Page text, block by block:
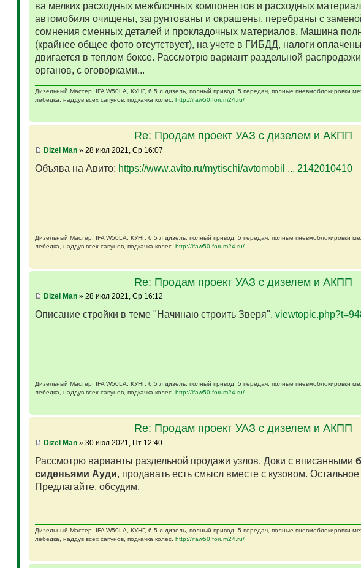
ва мелких расходных межблочных компонентов и расходных
автомобиля очищены, загрунтованы и окрашены, перебраны с
сомнения сменных деталей и прокладочных материалов. Машина
(крайнее общее фото отсутствует), на учете в ГИБДД, налоги
двигается в теплом боксе. Рассмотрю вариант раздельной
органов, с оговорками...
Дизельный Мастер. IFA W50LA, КУНГ, 6,5 л дизель, полный привод, 5 передач, полные пневмоблокировки
лебедка, наддув всех сапунов, подкачка колес. http://ifaw50.forum24.ru/
Re: Продам проект УАЗ с дизелем и АКПП
Dizel Man» 28 июл 2021, Ср 16:07
Объява на Авито: https://www.avito.ru/mytischi/avtomobil ... 2142010410
Дизельный Мастер. IFA W50LA, КУНГ, 6,5 л дизель, полный привод, 5 передач, полные пневмоблокировки
лебедка, наддув всех сапунов, подкачка колес. http://ifaw50.forum24.ru/
Re: Продам проект УАЗ с дизелем и АКПП
Dizel Man» 28 июл 2021, Ср 16:12
Описание стройки в теме "Начинаю строить Зверя".
Дизельный Мастер. IFA W50LA, КУНГ, 6,5 л дизель, полный привод, 5 передач, полные пневмоблокировки
лебедка, наддув всех сапунов, подкачка колес. http://ifaw50.forum24.ru/
Re: Продам проект УАЗ с дизелем и АКПП
Dizel Man» 30 июл 2021, Пт 12:40
Рассмотрю варианты раздельной продажи узлов. Доки с вписанными
сиденьями Ауди, продавать есть смысл вместе с кузовом.
Предлагайте, обсудим.
Дизельный Мастер. IFA W50LA, КУНГ, 6,5 л дизель, полный привод, 5 передач, полные пневмоблокировки
лебедка, наддув всех сапунов, подкачка колес. http://ifaw50.forum24.ru/